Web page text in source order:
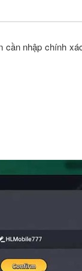
cần nhập chính